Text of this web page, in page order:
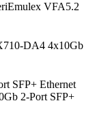
iEmulex VFA5.2
DA4 4x10Gb
SFP+ Ethernet
2-Port SFP+